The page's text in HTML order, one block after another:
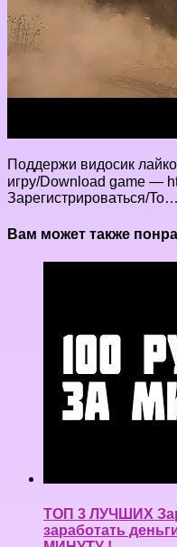
Поддержи видосик
игру/Download game —
Зарегистрироваться/To…
Вам может также
ТОП 3 ЛУЧШИХ
заработать